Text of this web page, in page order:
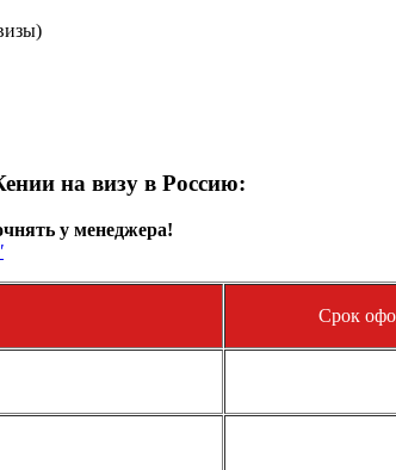
на визу в Россию:
у менеджера!
Срок